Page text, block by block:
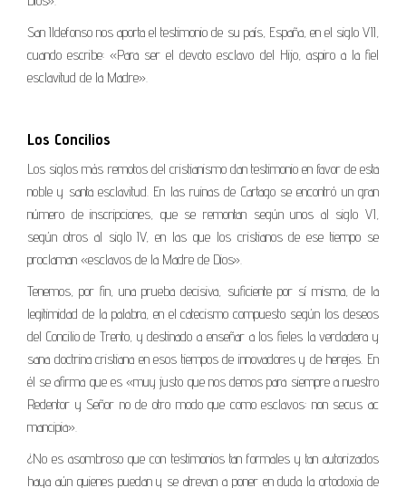
San Ildefonso nos aporta el testimonio de su país, España, en el siglo VII,
cuando escribe: «Para ser el devoto esclavo del Hijo, aspiro a la fiel
esclavitud de la Madre».
Los Concilios
Los siglos más remotos del cristianismo dan testimonio en favor de esta
noble y santa esclavitud. En las ruinas de Cartago se encontró un gran
número de inscripciones, que se remontan según unos al siglo VI,
según otros al siglo IV, en las que los cristianos de ese tiempo se
proclaman «esclavos de la Madre de Dios».
Tenemos, por fin, una prueba decisiva, suficiente por sí misma, de la
legitimidad de la palabra, en el catecismo compuesto según los deseos
del Concilio de Trento, y destinado a enseñar a los fieles la verdadera y
sana doctrina cristiana en esos tiempos de innovadores y de herejes. En
él se afirma que es «muy justo que nos demos para siempre a nuestro
Redentor y Señor no de otro modo que como esclavos: non secus ac
mancipia».
¿No es asombroso que con testimonios tan formales y tan autorizados
haya aún quienes puedan y se atrevan a poner en duda la ortodoxia de